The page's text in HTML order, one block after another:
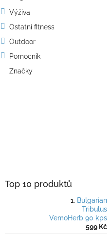
Výživa
Ostatní fitness
Outdoor
Pomocník
Značky
Top 10 produktů
Bulgarian
Tribulus
VemoHerb 90 kps
599 Kč